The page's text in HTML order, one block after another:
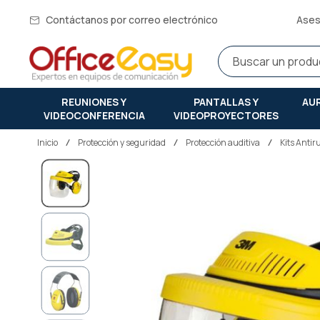
Contáctanos por correo electrónico
REUNIONES Y
VIDEOCONFERENCIA
PANTALLAS Y
VIDEOPROYECTORES
Inicio protección y seguridad Protección auditiva Kits
Saltar
final
de
la
galería
de
imágenes